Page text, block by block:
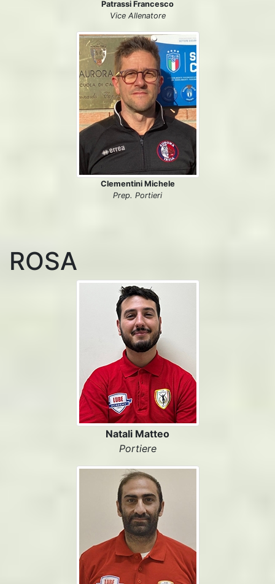
Patrassi Francesco
Vice Allenatore
Clementini Michele
Prep. Portieri
ROSA
Natali Matteo
Portiere